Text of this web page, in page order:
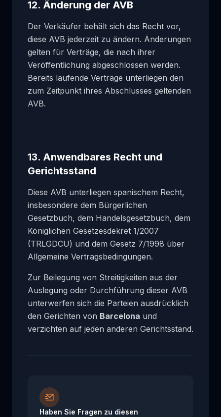
12. Änderung der AVB
Der Verkäufer behält sich das Recht vor,
diese AVB jederzeit zu ändern. Änderungen
gelten für Verträge, die nach ihrer
Veröffentlichung abgeschlossen werden.
Bereits laufende Verträge unterliegen den
zum Zeitpunkt ihres Abschlusses geltenden
AVB.
13. Anwendbares Recht und
Gerichtsstand
Diese AVB unterliegen spanischem Recht,
insbesondere dem Bürgerlichen
Gesetzbuch, dem Handelsgesetzbuch, dem
Königlichen Gesetzesdekret 1/2007
(TRLGDCU) und dem Gesetz 7/1998 über
Allgemeine Vertragsbedingungen.
Zur Beilegung von Streitigkeiten aus der
Auslegung oder Durchführung dieser AVB
unterwerfen sich die Parteien ausdrücklich
den Gerichten von Barcelona und
verzichten auf jeden anderen Gerichtsstand.
Haben Sie Fragen zu diesen